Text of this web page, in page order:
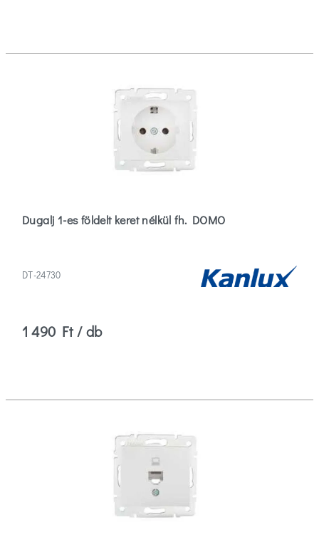
Dugalj 1-es földelt keret nélkül fh. DOMO
DT-24730
1 490 Ft / db